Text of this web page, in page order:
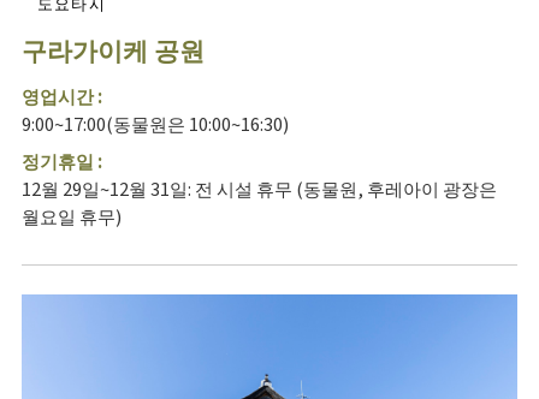
구라가이케 공원
영업시간 :
9:00~17:00(동물원은 10:00~16:30)
정기휴일 :
12월 29일~12월 31일: 전 시설 휴무 (동물원, 후레아이 광장은
월요일 휴무)